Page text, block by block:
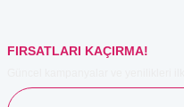
FIRSATLARI KAÇIRMA!